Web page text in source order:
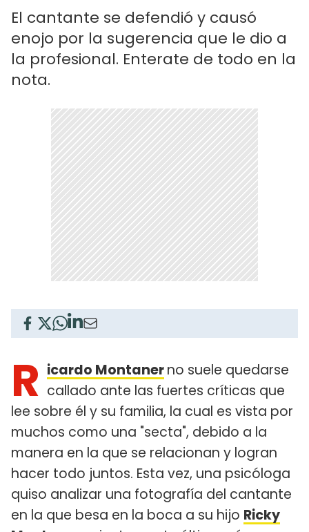
El cantante se defendió y causó
enojo por la sugerencia que le dio a
la profesional. Enterate de todo en la
nota.
R icardo Montanerno suele quedarse
callado ante las fuertes críticas que
lee sobre él y su familia, la cual es vista por
muchos como una "secta", debido a la
manera en la que se relacionan y logran
hacer todo juntos. Esta vez, una psicóloga
quiso analizar una fotografía del cantante
en la que besa en la boca a su hijo Ricky